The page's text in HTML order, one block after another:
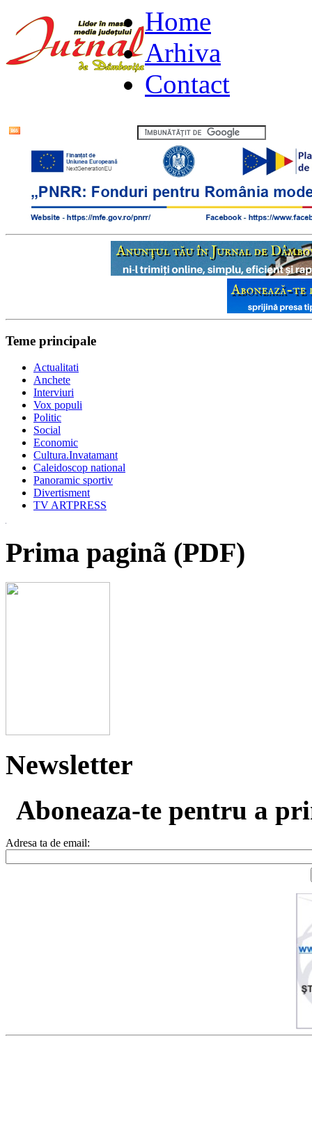
Home
Arhiva
Contact
Teme principale
Actualitati
Anchete
Interviuri
Vox populi
Politic
Social
Economic
Cultura.Invatamant
Caleidoscop national
Panoramic sportiv
Divertisment
TV ARTPRESS
Prima paginã (PDF)
Newsletter
Aboneaza-te pentru a
Adresa ta de email: